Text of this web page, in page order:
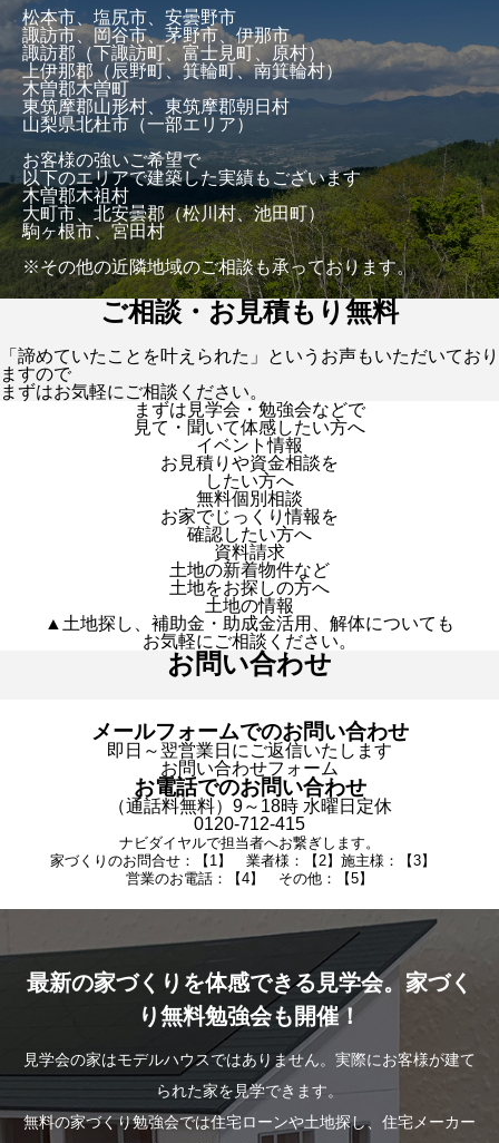
松本市、塩尻市、安曇野市
諏訪市、岡谷市、茅野市、伊那市
諏訪郡（下諏訪町、富士見町、原村）
上伊那郡（辰野町、箕輪町、南箕輪村）
木曽郡木曽町
東筑摩郡山形村、東筑摩郡朝日村
山梨県北杜市（一部エリア）
お客様の強いご希望で
以下のエリアで建築した実績もございます
木曽郡木祖村
大町市、北安曇郡（松川村、池田町）
駒ヶ根市、宮田村
※その他の近隣地域のご相談も承っております。
ご相談・お見積もり無料
「諦めていたことを叶えられた」というお声もいただいており
ますので
まずはお気軽にご相談ください。
まずは見学会・勉強会などで
見て・聞いて体感したい方へ
イベント情報
お見積りや資金相談を
したい方へ
無料個別相談
お家でじっくり情報を
確認したい方へ
資料請求
土地の新着物件など
土地をお探しの方へ
土地の情報
▲土地探し、補助金・助成金活用、解体についても
お気軽にご相談ください。
お問い合わせ
メールフォームでのお問い合わせ
即日～翌営業日にご返信いたします
お問い合わせフォーム
お電話でのお問い合わせ
（通話料無料）9～18時 水曜日定休
0120-712-415
ナビダイヤルで担当者へお繋ぎします。
家づくりのお問合せ：【1】 業者様：【2】施主様：【3】
営業のお電話：【4】 その他：【5】
最新の家づくりを体感できる見学会。家づく
り無料勉強会も開催！
見学会の家はモデルハウスではありません。実際にお客様が建て
られた家を見学できます。
無料の家づくり勉強会では住宅ローンや土地探し、住宅メーカー